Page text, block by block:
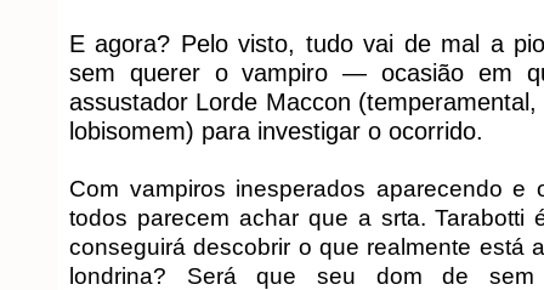
E agora? Pelo visto, tudo vai de mal a
sem querer o vampiro ― ocasião em
assustador Lorde Maccon
lobisomem) para investigar o ocorrido.
Com vampiros inesperados aparecendo e
todos parecem achar que a srta. Tarabotti
conseguirá descobrir o que realmente está
londrina? Será que seu dom de